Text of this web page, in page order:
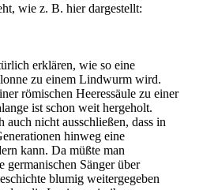
wie z. B. hier dargestellt:
erklären, wie so eine
zu einem Lindwurm wird.
römischen Heeressäule zu einer
ist schon weit hergeholt.
auch nicht ausschließen, dass in
hinweg eine
kann. Da müßte man
germanischen Sänger über
blumig weitergegeben